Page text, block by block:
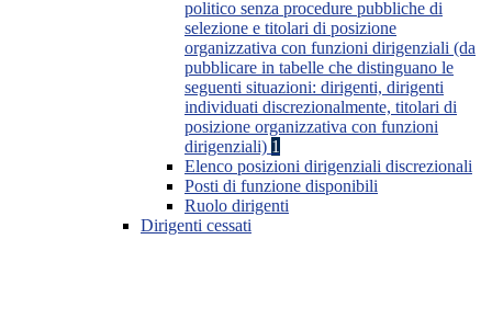
politico senza procedure pubbliche di
selezione e titolari di posizione
organizzativa con funzioni dirigenziali (da
pubblicare in tabelle che distinguano le
seguenti situazioni: dirigenti, dirigenti
individuati discrezionalmente, titolari di
posizione organizzativa con funzioni
dirigenziali) 1
Elenco posizioni dirigenziali discrezionali
Posti di funzione disponibili
Ruolo dirigenti
Dirigenti cessati